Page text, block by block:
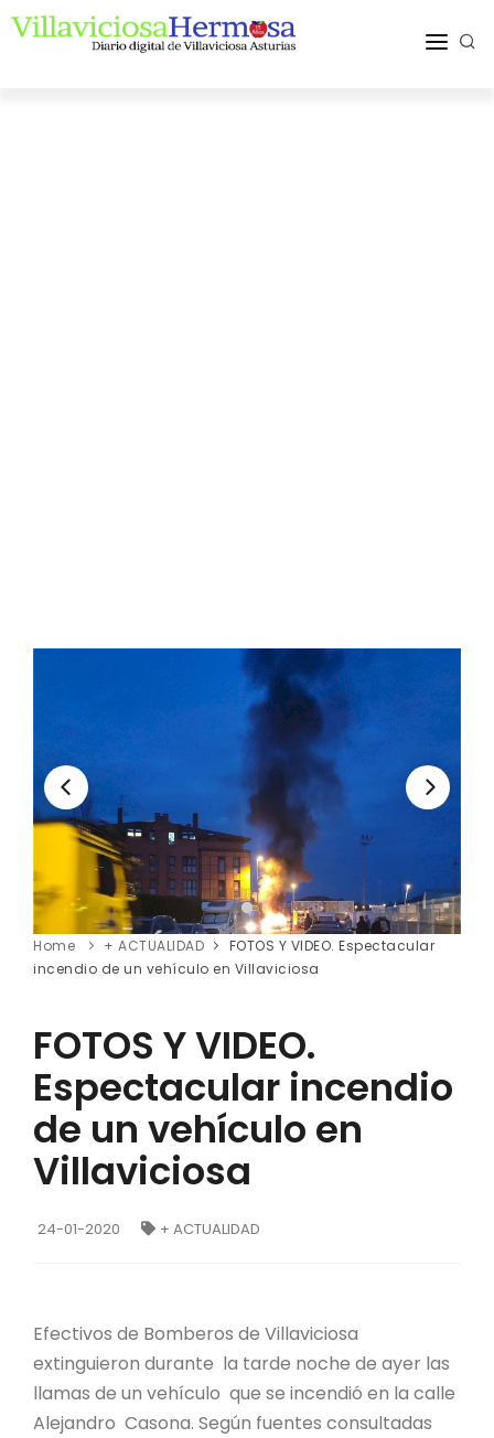
Home + ACTUALIDAD
FOTOS Y VIDEO. Espectacular
incendio de un vehículo en Villaviciosa
FOTOS Y VIDEO.
Espectacular incendio
de un vehículo en
Villaviciosa
24-01-2020 + ACTUALIDAD
Efectivos de Bomberos de Villaviciosa
extinguieron durante la tarde noche de ayer las
llamas de un vehículo que se incendió en la calle
Alejandro Casona. Según fuentes consultadas